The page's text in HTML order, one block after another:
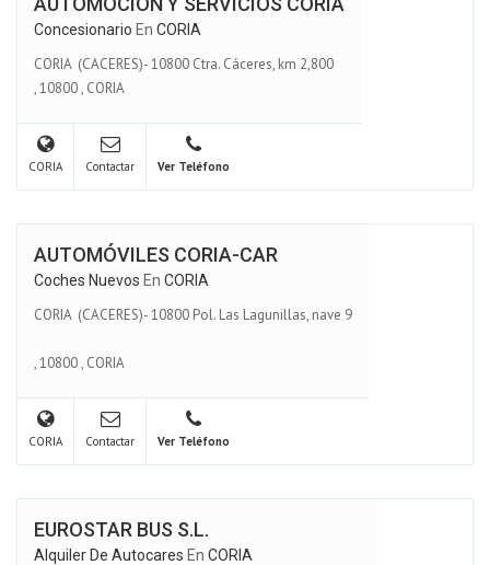
Concesionario En CORIA
CORIA (CACERES)- 10800 Ctra. Cáceres, km 2,800
,10800, CORIA
CORIA Contactar Ver Teléfono
AUTOMÓVILES CORIA-CAR
Coches Nuevos En CORIA
CORIA (CACERES)- 10800 Pol. Las Lagunillas, nave 9
,10800, CORIA
CORIA Contactar Ver Teléfono
EUROSTAR BUS S.L.
Alquiler De Autocares En CORIA